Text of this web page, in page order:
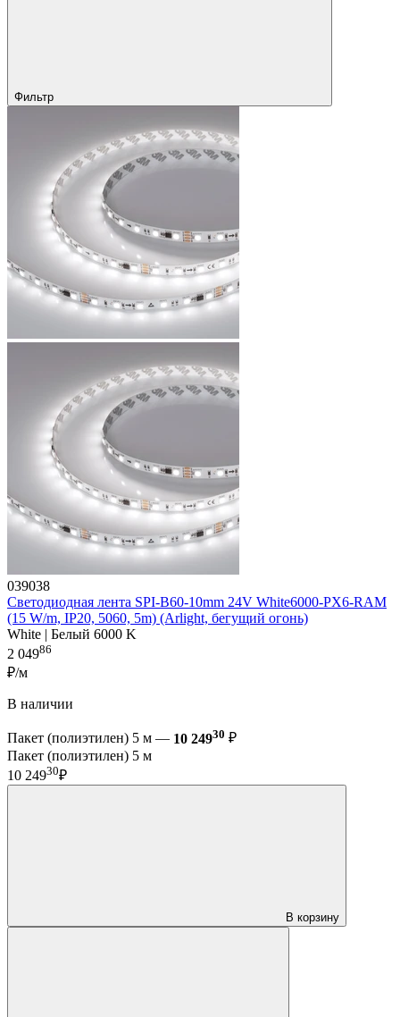
Фильтр
039038
Светодиодная лента SPI-B60-10mm 24V White6000-PX6-RAM
(15 W/m, IP20, 5060, 5m) (Arlight, бегущий огонь)
White | Белый 6000 K
2 04986
₽/м
В наличии
Пакет (полиэтилен) 5 м — 10 24930 ₽
Пакет (полиэтилен) 5 м
10 24930₽
В корзину